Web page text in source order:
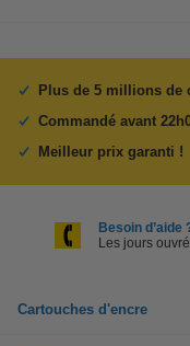
Plus de 5 millions de
Commandé avant
Meilleur prix garanti !
Besoin d’aide
Les jours
Cartouches d'encre